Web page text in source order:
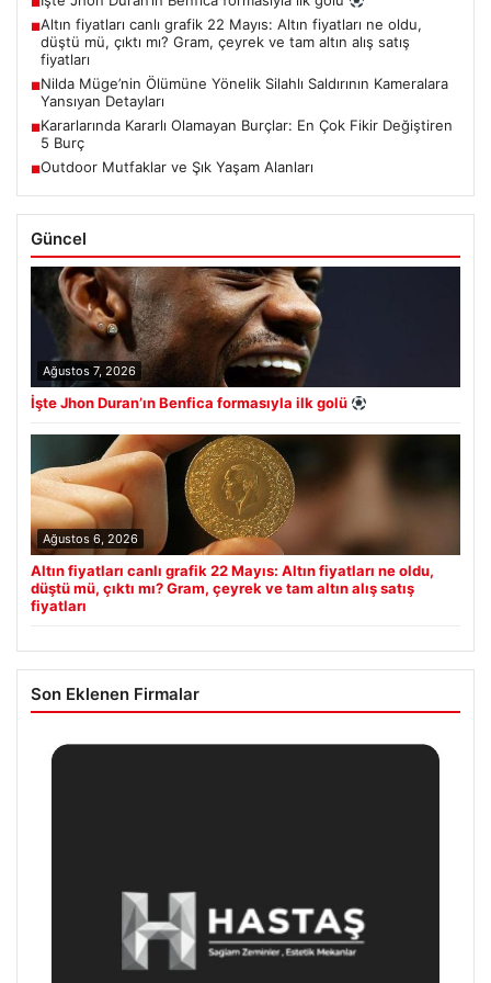
■Altın fiyatları canlı grafik 22 Mayıs: Altın fiyatları ne oldu,
düştü mü, çıktı mı? Gram, çeyrek ve tam altın alış satış
fiyatları
■Nilda Müge’nin Ölümüne Yönelik Silahlı Saldırının Kameralara
Yansıyan Detayları
■Kararlarında Kararlı Olamayan Burçlar: En Çok Fikir Değiştiren
5 Burç
■Outdoor Mutfaklar ve Şık Yaşam Alanları
Güncel
Ağustos 7, 2026
İşte Jhon Duran’ın Benfica formasıyla ilk golü
Ağustos 6, 2026
Altın fiyatları canlı grafik 22 Mayıs: Altın fiyatları ne oldu,
düştü mü, çıktı mı? Gram, çeyrek ve tam altın alış satış
fiyatları
Son Eklenen Firmalar